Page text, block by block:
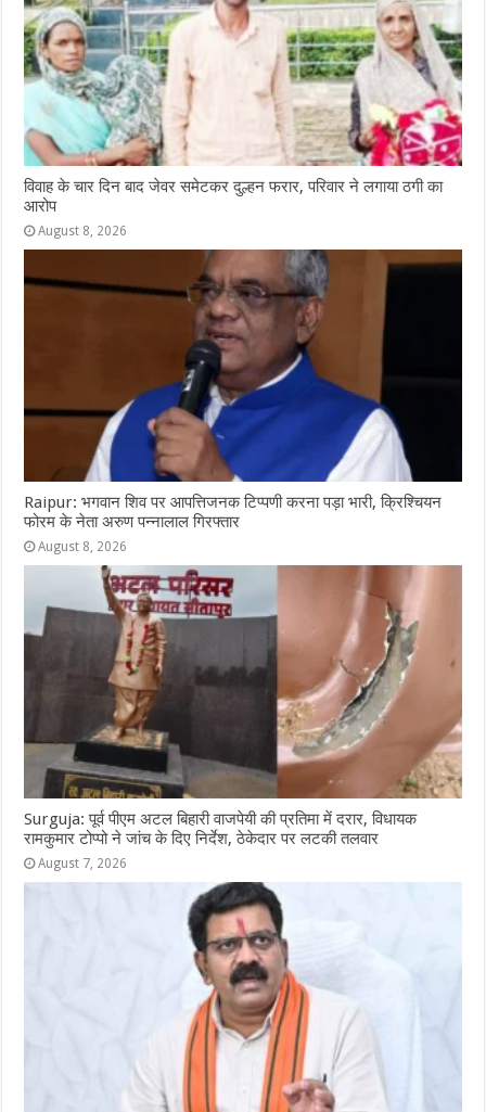
विवाह के चार दिन बाद जेवर समेटकर दुल्हन फरार, परिवार ने लगाया ठगी का
आरोप
August 8, 2026
Raipur: भगवान शिव पर आपत्तिजनक टिप्पणी करना पड़ा भारी, क्रिश्चियन
फोरम के नेता अरुण पन्नालाल गिरफ्तार
August 8, 2026
Surguja: पूर्व पीएम अटल बिहारी वाजपेयी की प्रतिमा में दरार, विधायक
रामकुमार टोप्पो ने जांच के दिए निर्देश, ठेकेदार पर लटकी तलवार
August 7, 2026